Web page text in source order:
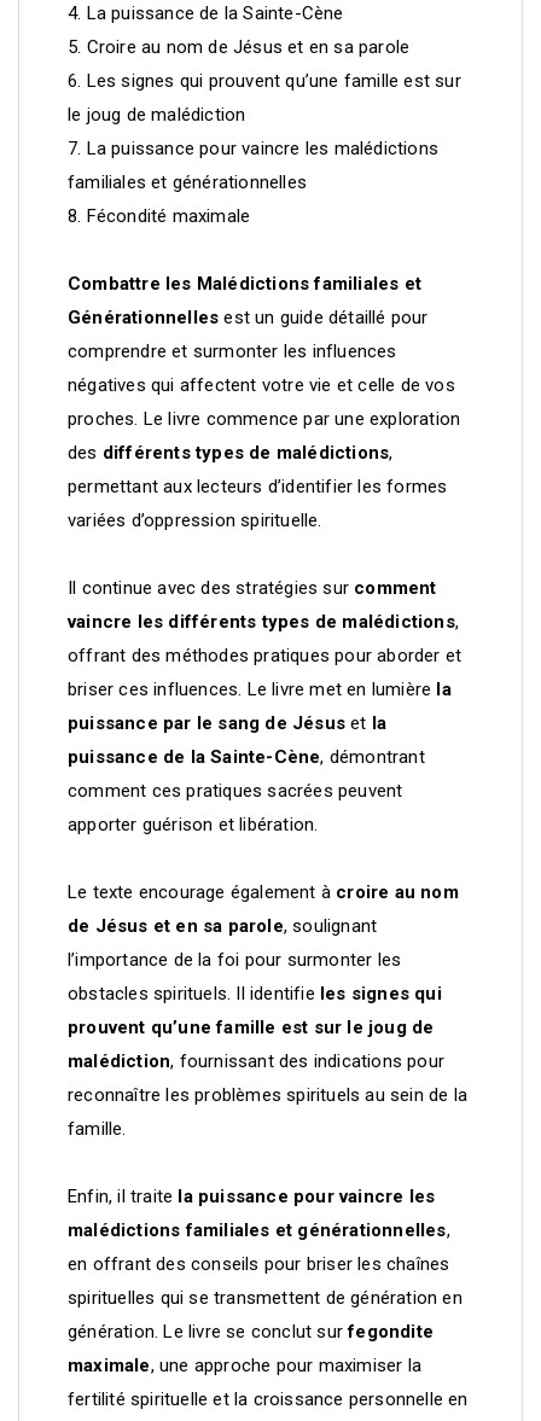
4. La puissance de la Sainte-Cène
5. Croire au nom de Jésus et en sa parole
6. Les signes qui prouvent qu’une famille est sur
le joug de malédiction
7. La puissance pour vaincre les malédictions
familiales et générationnelles
8. Fécondité maximale
Combattre les Malédictions familiales et
Générationnelles est un guide détaillé pour
comprendre et surmonter les influences
négatives qui affectent votre vie et celle de vos
proches. Le livre commence par une exploration
des différents types de malédictions,
permettant aux lecteurs d’identifier les formes
variées d’oppression spirituelle.
Il continue avec des stratégies sur comment
vaincre les différents types de malédictions,
offrant des méthodes pratiques pour aborder et
briser ces influences. Le livre met en lumière la
puissance par le sang de Jésus et la
puissance de la Sainte-Cène, démontrant
comment ces pratiques sacrées peuvent
apporter guérison et libération.
Le texte encourage également à croire au nom
de Jésus et en sa parole, soulignant
l’importance de la foi pour surmonter les
obstacles spirituels. Il identifie les signes qui
prouvent qu’une famille est sur le joug de
malédiction, fournissant des indications pour
reconnaître les problèmes spirituels au sein de la
famille.
Enfin, il traite la puissance pour vaincre les
malédictions familiales et générationnelles,
en offrant des conseils pour briser les chaînes
spirituelles qui se transmettent de génération en
génération. Le livre se conclut surfegondite
maximale, une approche pour maximiser la
fertilité spirituelle et la croissance personnelle en